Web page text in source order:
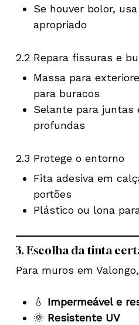
Se houver bolor,
apropriado
2.2 Repara fissuras e
Massa para
para buracos
Selante para juntas
profundas
2.3 Protege o entorno
Fita adesiva em
portões
Plástico ou lona
3. Escolha da tinta
Para muros em
💧 Impermeável e
🌞 Resistente UV